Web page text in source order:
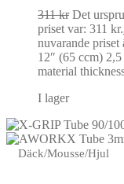
311kr Det
priset var: 311 kr.
nuvarande priset
12″ (65 ccm)
material
I lager
Däck/Mousse/Hjul